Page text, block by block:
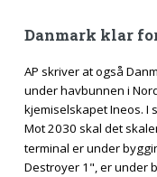
Danmark klar
AP skriver at også
under havbunnen i
kjemiselskapet Ineos. I
Mot 2030 skal det
terminal er under
Destroyer 1", er under